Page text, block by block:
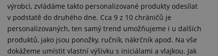
výrobci, zvládáme takto personalizované produkty odesílat
v podstatě do druhého dne. Cca 9 z 10 chráničů je
personalizovaných, ten samý trend umožňujeme i u dalších
produktů, jako jsou ponožky, ručník, nákrčník apod. Na vše
dokážeme umístit vlastní výšivku s iniciálami a vlajkou. Jak